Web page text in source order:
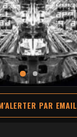
PAR EMAIL